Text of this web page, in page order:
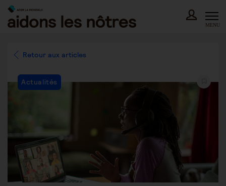
Skip
content
MENU
Retour aux articles
Actualités